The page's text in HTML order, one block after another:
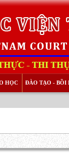
HỌC ĐÀO TẠO - BỒI